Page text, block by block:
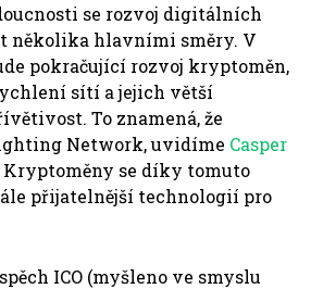
se rozvoj digitálních
několika hlavními směry. V
pokračující rozvoj kryptoměn,
sítí a jejich větší
To znamená, že
Network, uvidíme Casper
Kryptoměny se díky tomuto
přijatelnější technologií pro
ICO (myšleno ve smyslu